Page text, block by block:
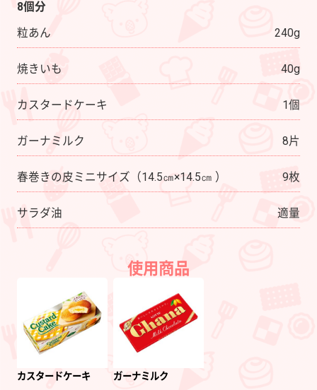
8個分
粒あん
240g
焼きいも 40g
カスタードケーキ 1個
ガーナミルク 8片
春巻きの皮ミニサイズ（14.5㎝×14.5㎝ ） 9枚
サラダ油 適量
使用商品
カスタードケーキ ガーナミルク